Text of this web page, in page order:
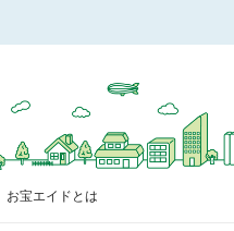
お宝エイドとは